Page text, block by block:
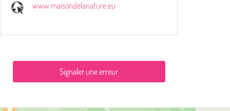
www.maisondelanature.eu
Signaler une erreur